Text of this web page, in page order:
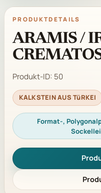
PRODUKTDETAILS
ARAMIS /
Produkt-ID: 50
KALKSTEIN AUS TüRKEI
Format-,